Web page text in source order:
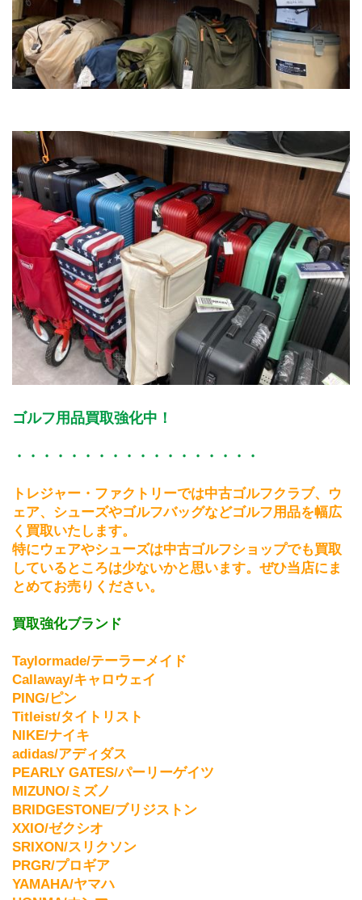
ゴルフ用品買取強化中！
・・・・・・・・・・・・・・・・・・
トレジャー・ファクトリーでは中古ゴルフクラブ、ウ
ェア、シューズやゴルフバッグなどゴルフ用品を幅広
く買取いたします。
特にウェアやシューズは中古ゴルフショップでも買取
しているところは少ないかと思います。ぜひ当店にま
とめてお売りください。
買取強化ブランド
Taylormade/テーラーメイド
Callaway/キャロウェイ
PING/ピン
Titleist/タイトリスト
NIKE/ナイキ
adidas/アディダス
PEARLY GATES/パーリーゲイツ
MIZUNO/ミズノ
BRIDGESTONE/ブリジストン
XXIO/ゼクシオ
SRIXON/スリクソン
PRGR/プロギア
YAMAHA/ヤマハ